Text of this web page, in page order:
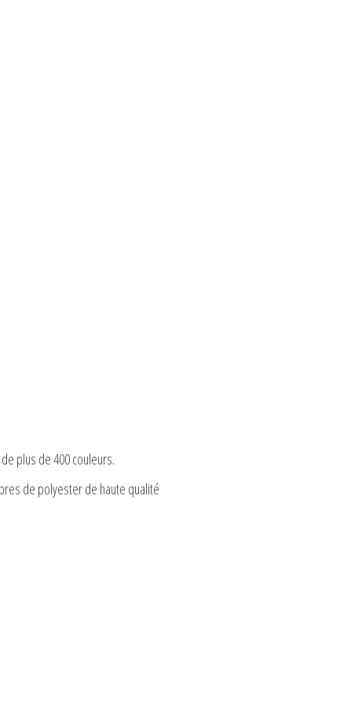
plus de 400 couleurs.
de polyester de haute qualité